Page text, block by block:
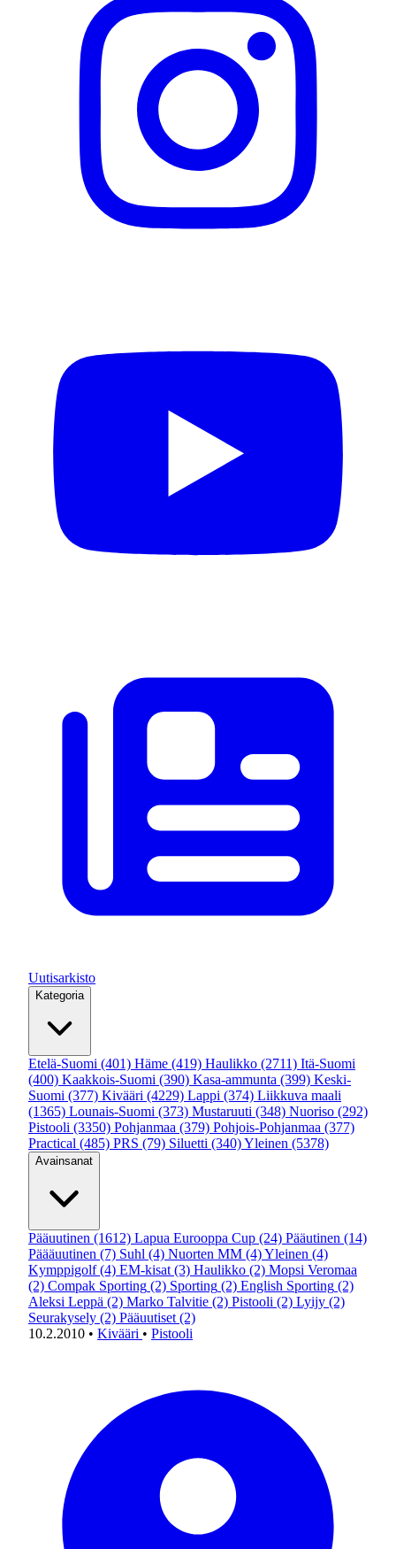
Uutisarkisto
Kategoria
Etelä-Suomi (401) Häme (419) Haulikko (2711) Itä-Suomi
(400) Kaakkois-Suomi (390) Kasa-ammunta (399) Keski-
Suomi (377) Kivääri (4229) Lappi (374) Liikkuva maali
(1365) Lounais-Suomi (373) Mustaruuti (348) Nuoriso (292)
Pistooli (3350) Pohjanmaa (379) Pohjois-Pohjanmaa (377)
Practical (485) PRS (79) Siluetti (340)Yleinen (5378)
Avainsanat
Pääuutinen (1612) Lapua Eurooppa Cup (24) Pääutinen (14)
Päääuutinen (7) Suhl (4) Nuorten MM (4)Yleinen (4)
Kymppigolf (4) EM-kisat (3) Haulikko (2) Mopsi Veromaa
(2) Compak Sporting (2) Sporting (2) English Sporting (2)
Aleksi Leppä (2) Marko Talvitie (2) Pistooli (2) Lyijy (2)
Seurakysely (2) Pääuutiset (2)
10.2.2010 • Kivääri • Pistooli